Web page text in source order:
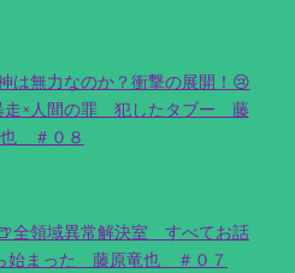
は無力なのか？衝撃の展開！😢
走×人間の罪 犯したタブー 藤
＃０８
全領域異常解決室 すべてお話
始まった 藤原竜也 ＃０７